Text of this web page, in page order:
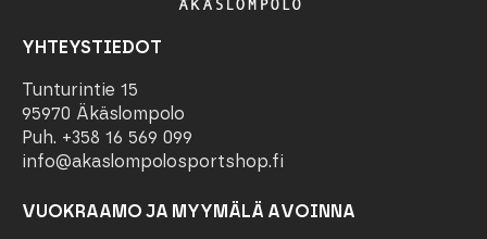
YHTEYSTIEDOT
Tunturintie 15
95970 Äkäslompolo
Puh. +358 16 569 099
info@akaslompolosportshop.fi
VUOKRAAMO JA MYYMÄLÄ AVOINNA